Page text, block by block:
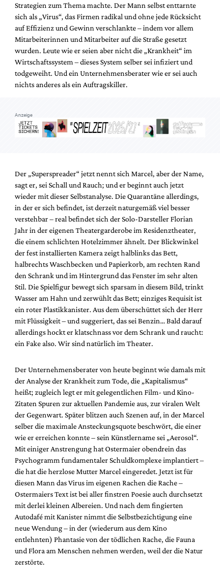
Strategien zum Thema machte. Der Mann selbst enttarnte
sich als „Virus“, das Firmen radikal und ohne jede Rücksicht
auf Effizienz und Gewinn verschlankte – indem vor allem
Mitarbeiterinnen und Mitarbeiter auf die Straße gesetzt
wurden. Leute wie er seien aber nicht die „Krankheit“ im
Wirtschaftssystem – dieses System selber sei infiziert und
todgeweiht. Und ein Unternehmensberater wie er sei auch
nichts anderes als ein Auftragskiller.
Anzeige
Der „Superspreader“ jetzt nennt sich Marcel, aber der Name,
sagt er, sei Schall und Rauch; und er beginnt auch jetzt
wieder mit dieser Selbstanalyse. Die Quarantäne allerdings,
in der er sich befindet, ist derzeit naturgemäß viel besser
verstehbar – real befindet sich der Solo-Darsteller Florian
Jahr in der eigenen Theatergarderobe im Residenztheater,
die einem schlichten Hotelzimmer ähnelt. Der Blickwinkel
der fest installierten Kamera zeigt halblinks das Bett,
halbrechts Waschbecken und Papierkorb, am rechten Rand
den Schrank und im Hintergrund das Fenster im sehr alten
Stil. Die Spielfigur bewegt sich sparsam in diesem Bild, trinkt
Wasser am Hahn und zerwühlt das Bett; einziges Requisit ist
ein roter Plastikkanister. Aus dem überschüttet sich der Herr
mit Flüssigkeit – und suggeriert, das sei Benzin… Bald darauf
allerdings hockt er klatschnass vor dem Schrank und raucht:
ein Fake also. Wir sind natürlich im Theater.
Der Unternehmensberater von heute beginnt wie damals mit
der Analyse der Krankheit zum Tode, die „Kapitalismus“
heißt; zugleich legt er mit gelegentlichen Film- und Kino-
Zitaten Spuren zur aktuellen Pandemie aus, zur viralen Welt
der Gegenwart. Später blitzen auch Szenen auf, in der Marcel
selber die maximale Ansteckungsquote beschwört, die einer
wie er erreichen konnte – sein Künstlername sei „Aerosol“.
Mit einiger Anstrengung hat Ostermaier obendrein das
Psychogramm fundamentaler Schuldkomplexe implantiert –
die hat die herzlose Mutter Marcel eingeredet. Jetzt ist für
diesen Mann das Virus im eigenen Rachen die Rache –
Ostermaiers Text ist bei aller finstren Poesie auch durchsetzt
mit derlei kleinen Albereien. Und nach dem fingierten
Autodafé mit Kanister nimmt die Selbstbezichtigung eine
neue Wendung – in der (wiederum aus dem Kino
entlehnten) Phantasie von der tödlichen Rache, die Fauna
und Flora am Menschen nehmen werden, weil der die Natur
zerstörte.